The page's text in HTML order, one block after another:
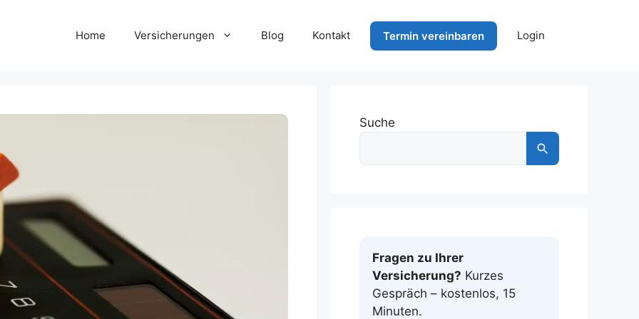
Home Versicherungen Blog Kontakt Termin vereinbaren Login
Suche
Fragen zu Ihrer
Versicherung? Kurzes
Gespräch – kostenlos, 15
Minuten.